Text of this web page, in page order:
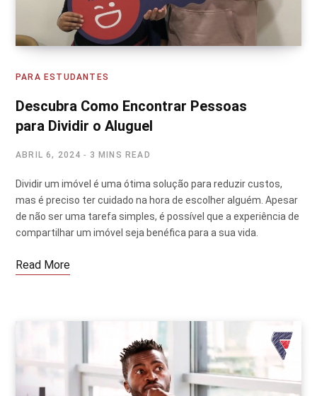
PARA ESTUDANTES
Descubra Como Encontrar Pessoas
para Dividir o Aluguel
ABRIL 6, 2024 3 MINS READ
Dividir um imóvel é uma ótima solução para reduzir custos,
mas é preciso ter cuidado na hora de escolher alguém. Apesar
de não ser uma tarefa simples, é possível que a experiência de
compartilhar um imóvel seja benéfica para a sua vida.
Read More